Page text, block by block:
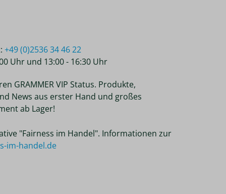
+49 (0)2536 34 46 22
Uhr und 13:00 - 16:30 Uhr
GRAMMER VIP Status. Produkte,
News aus erster Hand und großes
ab Lager!
"Fairness im Handel". Informationen zur
im-handel.de